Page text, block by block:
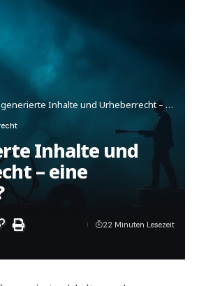
Inhalte und Urheberrecht – eine Grauzone?
Inhalte und
– eine
22 Minuten Lesezeit